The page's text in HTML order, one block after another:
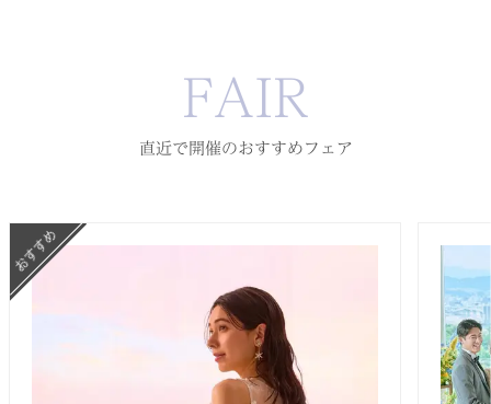
FAIR
直近で開催のおすすめフェア